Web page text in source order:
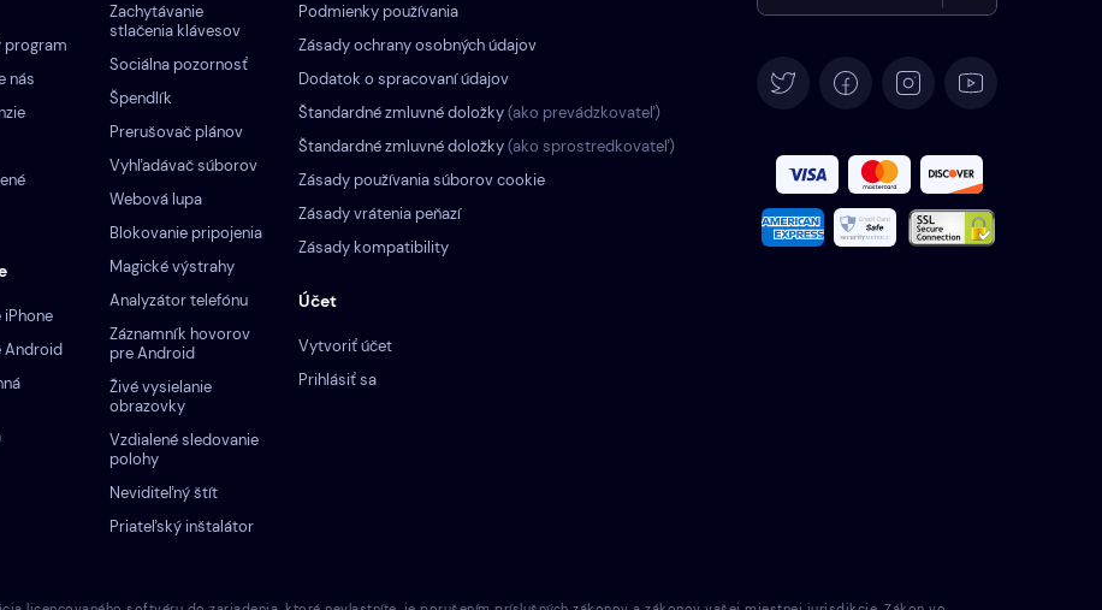
program
nás
iPhone
Android
Účet
Vytvoriť účet
Prihlásiť sa
Podmienky používania
Zásady ochrany osobných údajov
Dodatok o spracovaní údajov
Štandardné zmluvné doložky(ako prevádzkovateľ)
Štandardné zmluvné doložky(ako sprostredkovateľ)
Zásady používania súborov cookie
Zásady vrátenia peňazí
Zásady kompatibility
Zachytávanie
stlačenia klávesov
Sociálna pozornosť
Špendlík
Prerušovač plánov
Vyhľadávač súborov
Webová lupa
Blokovanie pripojenia
Magické výstrahy
Analyzátor telefónu
Záznamník hovorov
pre Android
Živé vysielanie
obrazovky
Vzdialené sledovanie
polohy
Neviditeľný štít
Priateľský inštalátor
Español
Français